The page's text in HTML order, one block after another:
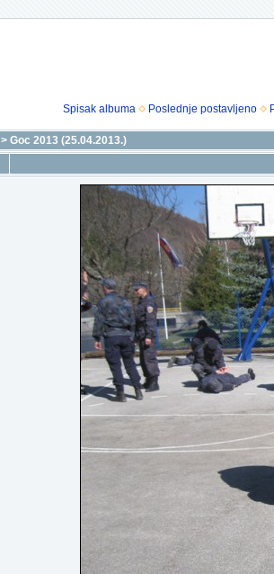
Spisak albuma Poslednje postavljeno
> Goc 2013 (25.04.2013.)